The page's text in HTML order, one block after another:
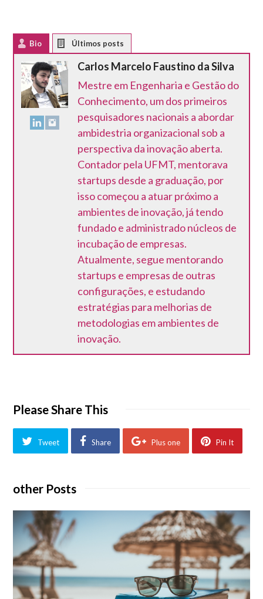
Bio
Carlos Marcelo Faustino da Silva
Mestre em Engenharia e Gestão do
Conhecimento, um dos primeiros
pesquisadores nacionais a abordar
ambidestria organizacional sob a
perspectiva da inovação aberta.
Contador pela UFMT, mentorava
startups desde a graduação, por
isso começou a atuar próximo a
ambientes de inovação, já tendo
fundado e administrado núcleos de
incubação de empresas.
Atualmente, segue mentorando
startups e empresas de outras
configurações, e estudando
estratégias para melhorias de
metodologias em ambientes de
inovação.
Please Share This
Tweet Share Plus one Pin It
other Posts